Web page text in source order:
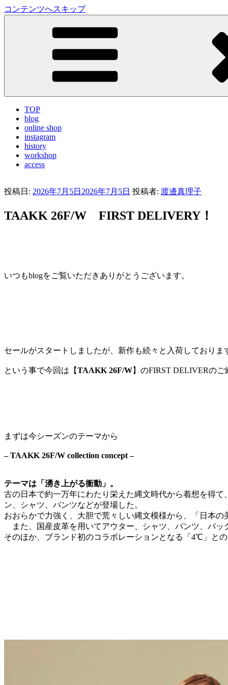
コンテンツへスキップ
LA VILLA ROUGE Blog
TOP
blog
online shop
instagram
history
workshop
access
投稿日: 2026年7月5日 2026年7月5日 投稿者: 渡邊真理子
TAAKK 26F/W FIRST DELIVERY！
いつもblogをご覧いただきありがとうございます。
セールがスタートしましたが、新作も続々と入荷しておりま
という事で今回は【TAAKK 26F/W】のFIRST DELIVERの
まずは今シーズンのテーマから
– TAAKK 26F/W collection concept –
テーマは「湧き上がる衝動」。
古の日本で約一万年にわたり栄えた縄文時代から着想を得
ン、シャツ、パンツなどが登場した。
おおらかで力強く、大胆で荒々しい縄文模様から、「日本
また、国産皮革を用いてアウター、シャツ、パンツ、バ
そのほか、ブランド初のコラボレーションとなる「4℃」と